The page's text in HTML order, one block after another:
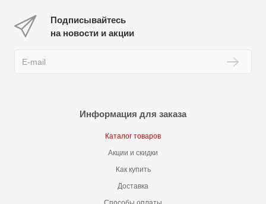
Подписывайтесь
на новости и акции
Информация для заказа
Каталог товаров
Акции и скидки
Как купить
Доставка